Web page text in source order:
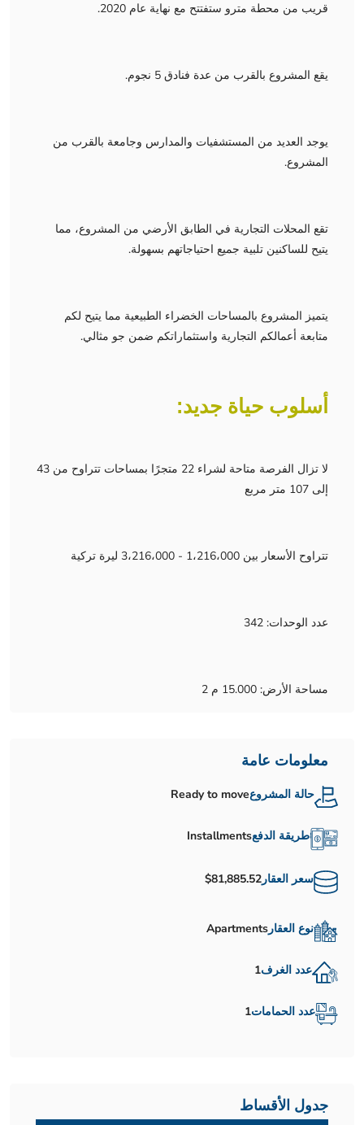
قريب من محطة مترو ستفتتح مع نهاية عام 2020.
يقع المشروع بالقرب من عدة فنادق 5 نجوم.
يوجد العديد من المستشفيات والمدارس وجامعة بالقرب من
المشروع.
تقع المحلات التجارية في الطابق الأرضي من المشروع، مما
يتيح للساكنين تلبية جميع احتياجاتهم بسهولة.
يتميز المشروع بالمساحات الخضراء الطبيعية مما يتيح لكم
متابعة أعمالكم التجارية واستثماراتكم ضمن جو مثالي.
أسلوب حياة جديد:
لا تزال الفرصة متاحة لشراء 22 متجرًا بمساحات تتراوح من 43
إلى 107 متر مربع
تتراوح الأسعار بين 1،216،000 - 3،216،000 ليرة تركية
عدد الوحدات: 342
مساحة الأرض: 15.000 م 2
معلومات عامة
حالة المشروعReady to move
طريقة الدفعInstallments
سعر العقار$81,885.52
نوع العقارApartments
عدد الغرف1
عدد الحمامات1
جدول الأقساط